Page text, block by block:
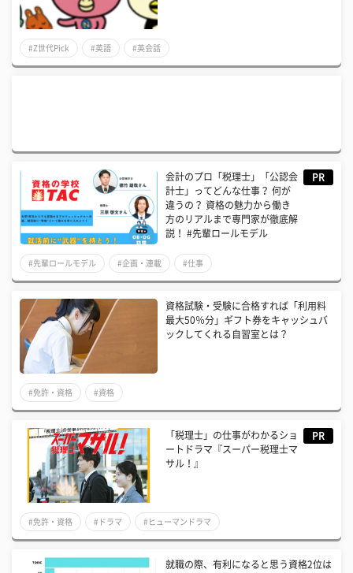
#Z世代Pick #英語 #英会話
会計のプロ「税理士」「公認会
計士」ってどんな仕事？ 何が
違うの？ 資格の魅力から働き
方のリアルまで専門家が徹底解
説！ #先輩ロールモデル
PR
#先輩ロールモデル #企画・連載 #仕事
資格試験・受験に合格すれば「利用料
最大50％分」ギフト券をキャッシュバ
ックしてくれる自習室とは？
#免許・資格 #資格
「税理士」の仕事がわかるショ
ートドラマ『スーパー税理士マ
サル！』
PR
#免許・資格 #ドラマ #ヒューマンドラマ
就職の際、有利になると思う資格2位は